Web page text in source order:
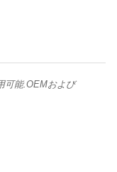
可能.OEMおよび